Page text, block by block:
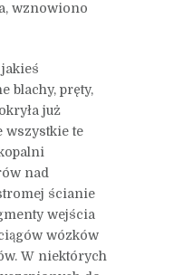
wznowiono
blachy, pręty,
już
wszystkie te
nad
ścianie
wejścia
wózków
W niektórych